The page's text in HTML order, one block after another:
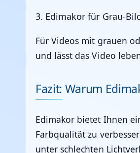
3. Edimakor für Grau-
Für Videos mit grauen
und lässt das Video
Fazit: Warum
Edimakor bietet Ihnen
Farbqualität zu
unter schlechten